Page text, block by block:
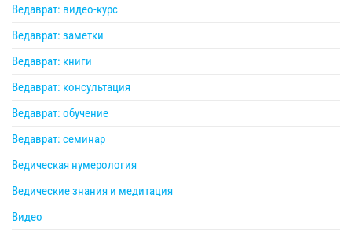
Ведаврат: видео-курс
Ведаврат: заметки
Ведаврат: книги
Ведаврат: консультация
Ведаврат: обучение
Ведаврат: семинар
Ведическая нумерология
Ведические знания и медитация
Видео